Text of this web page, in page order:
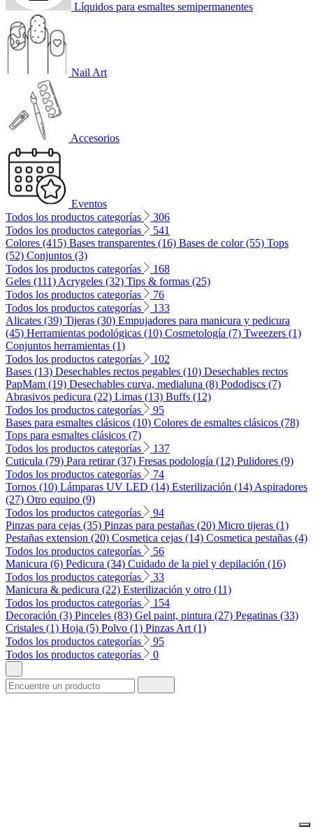
Líquidos para esmaltes semipermanentes
Nail Art
Accesorios
Eventos
Todos los productos categorías
306
Todos los productos categorías
541
Colores (415) Bases transparentes (16) Bases de color (55) Tops
(52) Conjuntos (3)
Todos los productos categorías
168
Geles (111) Acrygeles (32) Tips & formas (25)
Todos los productos categorías
76
Todos los productos categorías
133
Alicates (39) Tijeras (30) Empujadores para manicura y pedicura
(45) Herramientas podológicas (10) Cosmetología (7) Tweezers (1)
Conjuntos herramientas (1)
Todos los productos categorías
102
Bases (13) Desechables rectos pegables (10) Desechables rectos
PapMam (19) Desechables curva, medialuna (8) Pododiscs (7)
Abrasivos pedicura (22) Limas (13) Buffs (12)
Todos los productos categorías
95
Bases para esmaltes clásicos (10) Colores de esmaltes clásicos (78)
Tops para esmaltes clásicos (7)
Todos los productos categorías
137
Cuticula (79) Para retirar (37) Fresas podología (12) Pulidores (9)
Todos los productos categorías
74
Tornos (10) Lámparas UV LED (14) Esterilización (14) Aspiradores
(27) Otro equipo (9)
Todos los productos categorías
94
Pinzas para cejas (35) Pinzas para pestañas (20) Micro tijeras (1)
Pestañas extension (20) Cosmetica cejas (14) Cosmetica pestañas (4)
Todos los productos categorías
56
Manicura (6) Pedicura (34) Cuidado de la piel y depilación (16)
Todos los productos categorías
33
Manicura & pedicura (22) Esterilización y otro (11)
Todos los productos categorías
154
Decoración (3) Pinceles (83) Gel paint, pintura (27) Pegatinas (33)
Cristales (1) Hoja (5) Polvo (1) Pinzas Art (1)
Todos los productos categorías
95
Todos los productos categorías
0